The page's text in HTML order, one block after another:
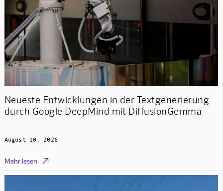
Neueste Entwicklungen in der Textgenerierung
durch Google DeepMind mit DiffusionGemma
August 10, 2026
Mehr lesen 